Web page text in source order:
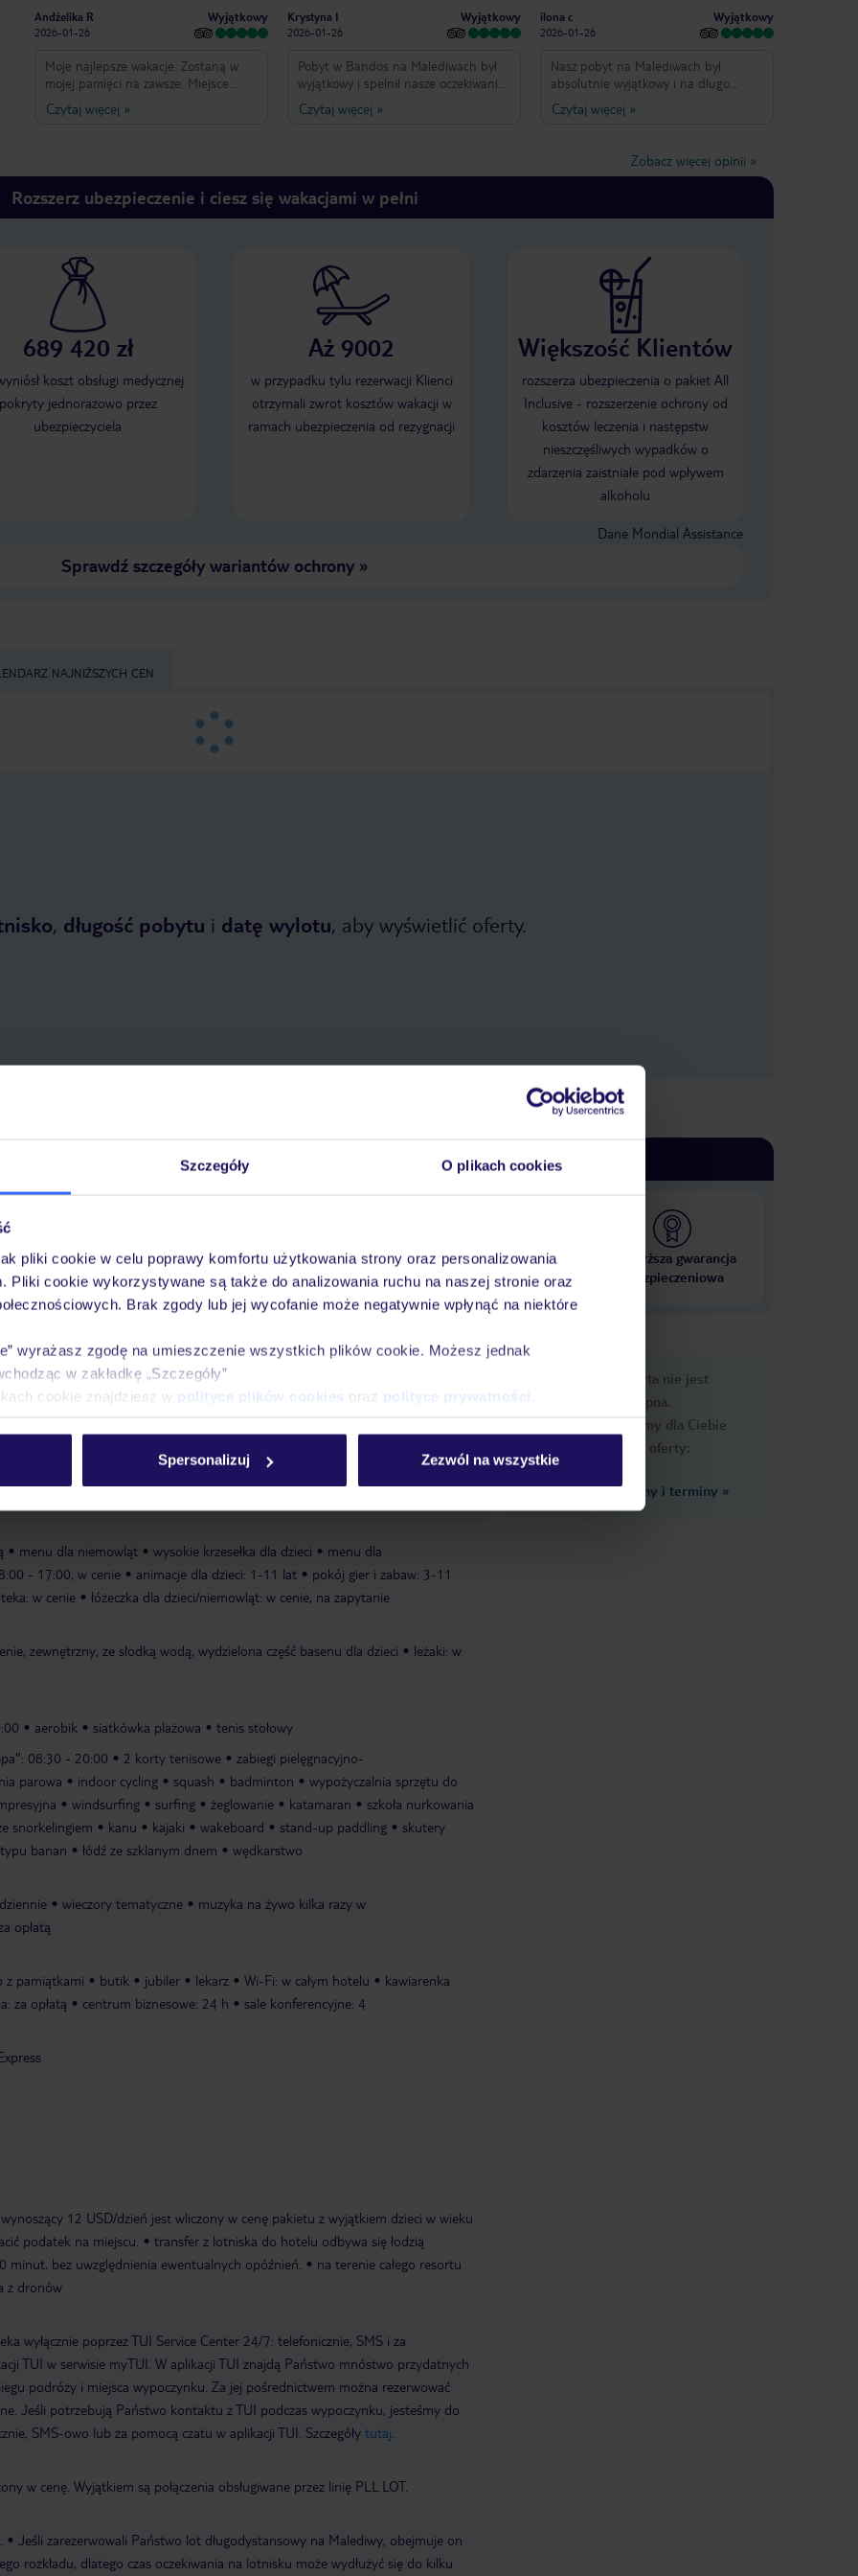
Szczegóły O plikach cookies
pliki cookie w celu poprawy komfortu użytkowania strony oraz personalizowania
Pliki cookie wykorzystywane są także do analizowania ruchu na naszej stronie oraz
Brak zgody lub jej wycofanie może negatywnie wpłynąć na niektóre
wyrażasz zgodę na umieszczenie wszystkich plików cookie. Możesz jednak
w zakładkę „Szczegóły”
cookie znajdziesz w polityce plików cookies oraz polityce prywatności
Spersonalizuj Zezwól na wszystkie
Andżelika R
2026-01-26
Wyjątkowy
Moje najlepsze wakacje. Zostaną w
mojej pamięci na zawsze. Miejsce
piękne, wyjątkowe, na każdą okazję.
Pełen relaks i profesjonalizm. Abu,
Czytaj więcej »
Krystyna I
2026-01-26
Wyjątkowy
Pobyt w Bandos na Malediwach był
wyjątkowy i spełnił nasze oczekiwania.
Wyspa jest piękna, zadbana,
krystalicznie czysta woda, biały piasek
Czytaj więcej »
ilona c
2026-01-26
Wyjątkowy
Nasz pobyt na Malediwach był
absolutnie wyjątkowy i na długo
pozostanie w naszej pamięci. Hotel
położony w rajskiej scenerii – biały
niesamowity spokój – stworzył idealne
warunki do wypoczynku i relaksu. Na
Czytaj więcej »
Zobacz więcej opinii »
Rozszerz ubezpieczenie i ciesz się wakacjami w pełni
689 420 zł
koszt obsługi medycznej
pokryty jednorazowo przez
ubezpieczyciela
Aż 9002
w przypadku tylu rezerwacji Klienci
otrzymali zwrot kosztów wakacji w
ramach ubezpieczenia od rezygnacji
Większość Klientów
rozszerza ubezpieczenia o pakiet All
Inclusive - rozszerzenie ochrony od
kosztów leczenia i następstw
nieszczęśliwych wypadków o
zdarzenia zaistniałe pod wpływem
alkoholu
Dane Mondial Assistance
Sprawdź szczegóły wariantów ochrony»
NAJNIŻSZYCH CEN
, długość pobytu i datę wylotu, aby wyświetlić oferty.
Dlaczego warto wybrać TUI?
30 lat w Polsce
Tylko u nas opieka na
wakacjach 24/7
10 000 hoteli w ponad 50
krajach
Najwyższa gwarancja
ubezpieczeniowa
Pokoje Wyżywienie
menu dla niemowląt wysokie krzesełka dla dzieci
menu dla
- 17:00, w cenie animacje dla dzieci: 1-11 lat
pokój gier i zabaw: 3-11
w cenie łóżeczka dla dzieci/niemowląt: w cenie, na zapytanie
zewnętrzny, ze słodką wodą, wydzielona część basenu dla dzieci
leżaki: w
aerobik siatkówka plażowa tenis stołowy
08:30 - 20:00 2 korty tenisowe
zabiegi pielęgnacyjno-
parowa indoor cycling squash badminton
wypożyczalnia sprzętu do
windsurfing surfing żeglowanie katamaran
szkoła nurkowania
snorkelingiem kanu kajaki wakeboard stand-up paddling
skutery
banan łódź ze szklanym dnem wędkarstwo
wieczory tematyczne
muzyka na żywo kilka razy w
opłatą
z pamiątkami butik jubiler lekarz Wi-Fi: w całym hotelu
kawiarenka
za opłatą centrum biznesowe: 24 h sale konferencyjne: 4
12 USD/dzień jest wliczony w cenę pakietu z wyjątkiem dzieci w wieku
podatek na miejscu.
transfer z lotniska do hotelu odbywa się łodzią
bez uwzględnienia ewentualnych opóźnień.
na terenie całego resortu
z dronów
wyłącznie poprzez TUI Service Center 24/7: telefonicznie, SMS i za
TUI w serwisie myTUI. W aplikacji TUI znajdą Państwo mnóstwo przydatnych
podróży i miejsca wypoczynku. Za jej pośrednictwem można rezerwować
Jeśli potrzebują Państwo kontaktu z TUI podczas wypoczynku, jesteśmy do
SMS-owo lub za pomocą czatu w aplikacji TUI. Szczegóły tutaj
w cenę. Wyjątkiem są połączenia obsługiwane przez linię PLL LOT.
Jeśli zarezerwowali Państwo lot długodystansowy na Malediwy, obejmuje on
rozkładu, dlatego czas oczekiwania na lotnisku może wydłużyć się do kilku
Ups, ta oferta nie jest
dostępna.
Przygotowaliśmy dla Ciebie
podobne oferty:
Zobacz inne ceny i terminy »